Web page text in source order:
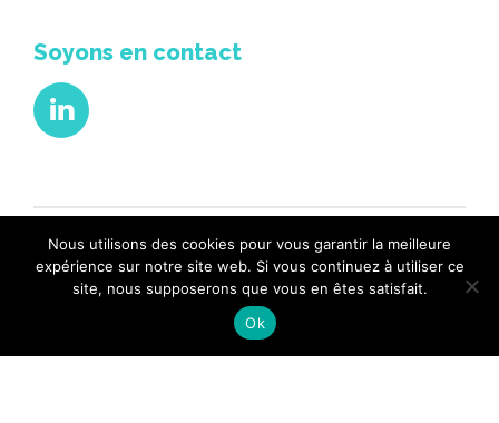
Soyons en contact
Copyright 2020 Pep’s equilibre. Tout droits réservés
Accueil
Le test EQ-I 2.0
Formations
Comment travailler ensemble
Mentions légales
Nous utilisons des cookies pour vous garantir la meilleure
expérience sur notre site web. Si vous continuez à utiliser ce
site, nous supposerons que vous en êtes satisfait.
Ok